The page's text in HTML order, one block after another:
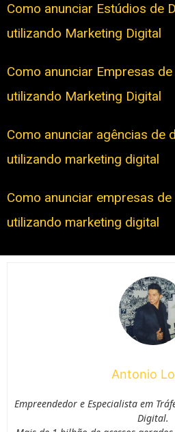
Como anunciar Estúdios de
utilizando Marketing Digital
Como anunciar Empresas
utilizando Marketing Digital
Como anunciar agências de
utilizando marketing digital
Como anunciar empresas
utilizando marketing digital
Antonio
Empreendedor e Especialista em
Digital.